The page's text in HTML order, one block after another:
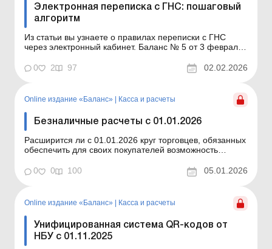
Электронная переписка с ГНС: пошаговый
алгоритм
Из статьи вы узнаете о правилах переписки с ГНС
через электронный кабинет. Баланс № 5 от 3 февраля
налогоплательщикам подать заявление в ГНС о
желании переписываться в электронной форме и
через электронный кабинет....
0 2 97 02.02.2026
Online издание «Баланс» Касса и расчеты
Безналичные расчеты с 01.01.2026
Расширится ли с 01.01.2026 круг торговцев, обязанных
обеспечить для своих покупателей возможность
организовать прием безналичных платежей? Ответы
вы найдете в статье. Баланс № 1 от 6 января 2026
постановления...
0 0 100 05.01.2026
Online издание «Баланс» | Касса и расчеты
Унифицированная система QR-кодов от
НБУ с 01.11.2025